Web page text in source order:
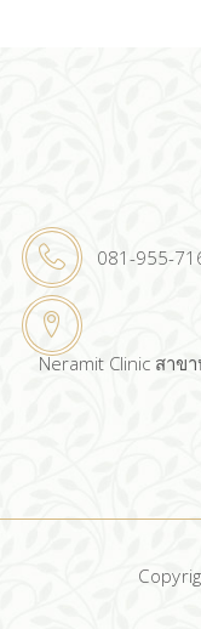
081-955-
Neramit Clinic สาข